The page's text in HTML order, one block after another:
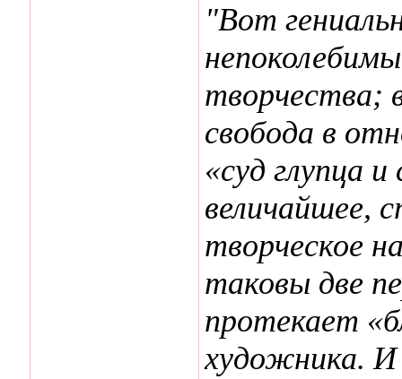
"Вот
творчества;
свобода в
«суд глупца
величайшее,
творческое
таковы две
протекает
художника.